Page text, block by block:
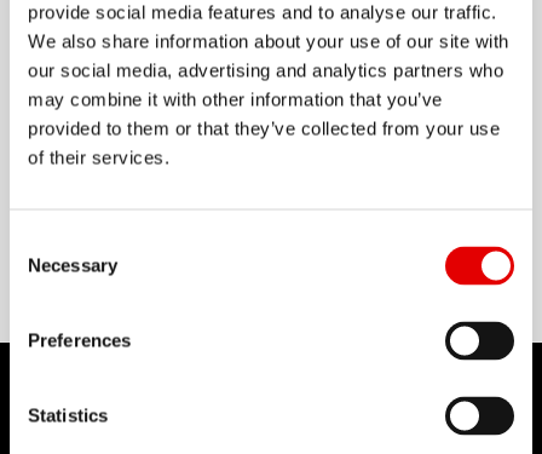
provide social media features and to analyse our traffic.
We also share information about your use of our site with
our social media, advertising and analytics partners who
may combine it with other information that you’ve
provided to them or that they’ve collected from your use
of their services.
Necessary
Preferences
Statistics
pourquoi les jantes DT Swiss Enduro sont
fabriquées. Chaque jante E 512 est une pièce
haute précisions, faite d’un alliage d’aluminium
extrêmement résistant, pouvant faire face aux
chemins les plus exigeant.
Afficher plus